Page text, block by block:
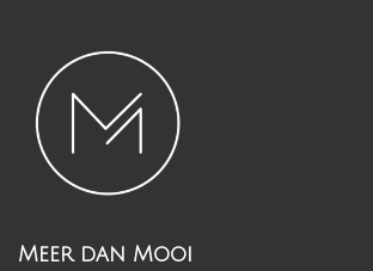
Meer dan Mooi